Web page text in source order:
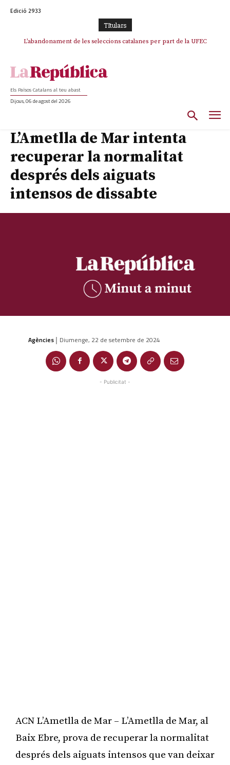
Edició 2933
TItulars
L’abandonament de les seleccions catalanes per part de la UFEC
TV3 perd el lideratge després de 23 mesos: Una deriva sense continguts i
Els Països Catalans al teu abast
Dijous, 06 de agost del 2026
L’Ametlla de Mar intenta
recuperar la normalitat
després dels aiguats
intensos de dissabte
Agències | Diumenge, 22 de setembre de 2024
- Publicitat -
ACN L’Ametlla de Mar – L’Ametlla de Mar, al
Baix Ebre, prova de recuperar la normalitat
després dels aiguats intensos que van deixar